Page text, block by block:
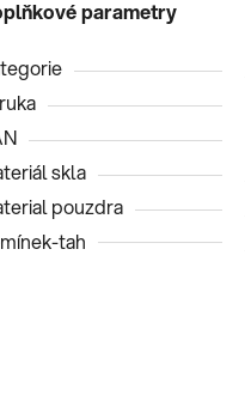
parametry
skla
pouzdra
tah